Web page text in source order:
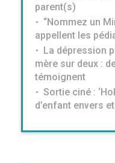
parent(s)
“Nommez un
appellent les
La dépression
mère sur deux :
témoignent
Sortie ciné :
d’enfant envers